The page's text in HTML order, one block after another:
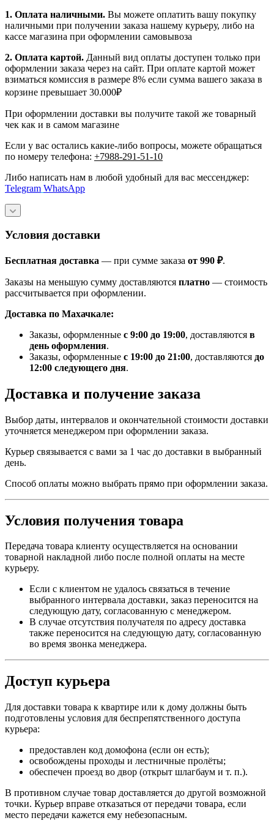
1. Оплата наличными. Вы можете оплатить вашу покупку
наличными при получении заказа нашему курьеру, либо на
кассе магазина при оформлении самовывоза
2. Оплата картой. Данный вид оплаты доступен только при
оформлении заказа через на сайт. При оплате картой может
взиматься комиссия в размере 8% если сумма вашего заказа в
корзине превышает 30.000₽
При оформлении доставки вы получите такой же товарный
чек как и в самом магазине
Если у вас остались какие-либо вопросы, можете обращаться
по номеру телефона: +7988-291-51-10
Либо написать нам в любой удобный для вас мессенджер:
Telegram WhatsApp
Условия доставки
Бесплатная доставка — при сумме заказа от 990 ₽.
Заказы на меньшую сумму доставляются платно — стоимость
рассчитывается при оформлении.
Доставка по Махачкале:
Заказы, оформленные с 9:00 до 19:00, доставляются в
день оформления.
Заказы, оформленные с 19:00 до 21:00, доставляются до
12:00 следующего дня.
Доставка и получение заказа
Выбор даты, интервалов и окончательной стоимости доставки
уточняется менеджером при оформлении заказа.
Курьер связывается с вами за 1 час до доставки в выбранный
день.
Способ оплаты можно выбрать прямо при оформлении заказа.
Условия получения товара
Передача товара клиенту осуществляется на основании
товарной накладной либо после полной оплаты на месте
курьеру.
Если с клиентом не удалось связаться в течение
выбранного интервала доставки, заказ переносится на
следующую дату, согласованную с менеджером.
В случае отсутствия получателя по адресу доставка
также переносится на следующую дату, согласованную
во время звонка менеджера.
Доступ курьера
Для доставки товара к квартире или к дому должны быть
подготовлены условия для беспрепятственного доступа
курьера:
предоставлен код домофона (если он есть);
освобождены проходы и лестничные пролёты;
обеспечен проезд во двор (открыт шлагбаум и т. п.).
В противном случае товар доставляется до другой возможной
точки. Курьер вправе отказаться от передачи товара, если
место передачи кажется ему небезопасным.